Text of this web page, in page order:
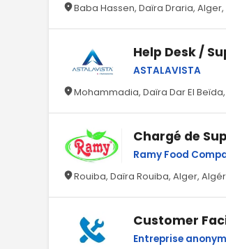
Baba Hassen, Daïra Draria,
Help Desk /
ASTALAVISTA
Mohammadia, Daïra Dar El
Chargé de
Ramy Food
Rouiba, Daïra Rouiba, Alger,
Customer
Entreprise